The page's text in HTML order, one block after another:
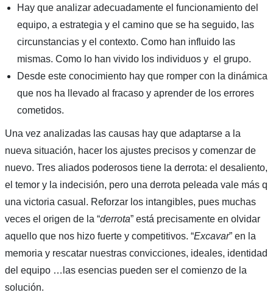
Hay que analizar adecuadamente el funcionamiento del
equipo, a estrategia y el camino que se ha seguido, las
circunstancias y el contexto. Como han influido las
mismas. Como lo han vivido los individuos y el grupo.
Desde este conocimiento hay que romper con la dinámica
que nos ha llevado al fracaso y aprender de los errores
cometidos.
Una vez analizadas las causas hay que adaptarse a la
nueva situación, hacer los ajustes precisos y comenzar de
nuevo. Tres aliados poderosos tiene la derrota: el desaliento,
el temor y la indecisión, pero una derrota peleada vale más q
una victoria casual. Reforzar los intangibles, pues muchas
veces el origen de la “derrota” está precisamente en olvidar
aquello que nos hizo fuerte y competitivos. “Excavar” en la
memoria y rescatar nuestras convicciones, ideales, identidad
del equipo …las esencias pueden ser el comienzo de la
solución.